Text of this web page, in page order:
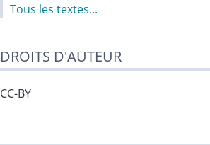
Tous les textes...
DROITS D'AUTEUR
CC-BY